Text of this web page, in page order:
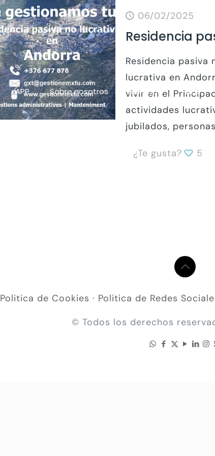
APP Sobre nosotros Servicios FAQs
06/02/2025
Residencia
Residencia pasiva
lucrativa en
vivir en el
actividades
jubilados,
¿Te gusta? 5
Politica de Cookies · Politica de Redes
© Todos los derechos